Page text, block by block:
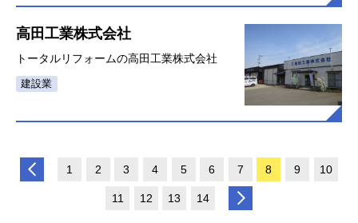
高田工業株式会社
トータルリフォームの高田工業株式会社
建設業
1 2 3 4 5 6 7 8 9 10
11 12 13 14